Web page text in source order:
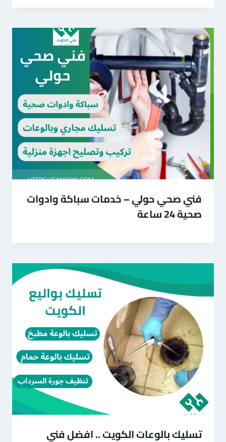
فني صحي حولي – خدمات سباكة وادوات
صحية 24 ساعة
تسليك بالوعات الكويت .. افضل فني